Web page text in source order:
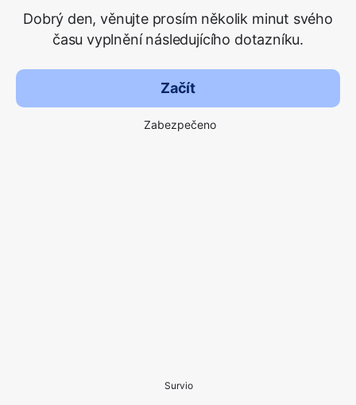
Dobrý den, věnujte prosím několik minut svého
času vyplnění následujícího dotazníku.
Začít
Zabezpečeno
Survio